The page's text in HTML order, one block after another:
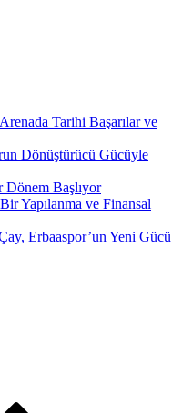
Tarihi Başarılar ve
Dönüştürücü Gücüyle
Dönem Başlıyor
Yapılanma ve Finansal
Erbaaspor’un Yeni Gücü